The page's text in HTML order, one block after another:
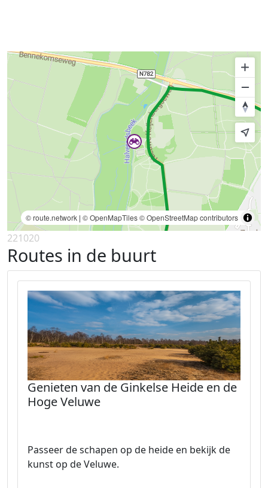
© route.network | © OpenMapTiles© OpenStreetMap contributors
221020
Routes in de buurt
Genieten van de Ginkelse Heide en de
Hoge Veluwe
Passeer de schapen op de heide en bekijk de
kunst op de Veluwe.